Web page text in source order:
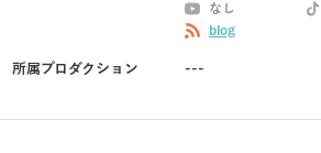
なし
blog
所属プロダクション ---